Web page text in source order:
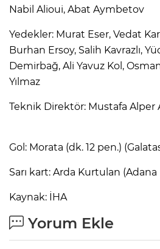
Nabil Alioui, Abat Aymbetov
Yedekler: Murat Eser, Vedat
Burhan Ersoy, Salih Kavrazlı,
Demirbağ, Ali Yavuz Kol,
Yılmaz
Teknik Direktör: Mustafa Alper
Gol: Morata (dk. 12 pen.)
Sarı kart: Arda Kurtulan
Kaynak: İHA
Yorum Ekle